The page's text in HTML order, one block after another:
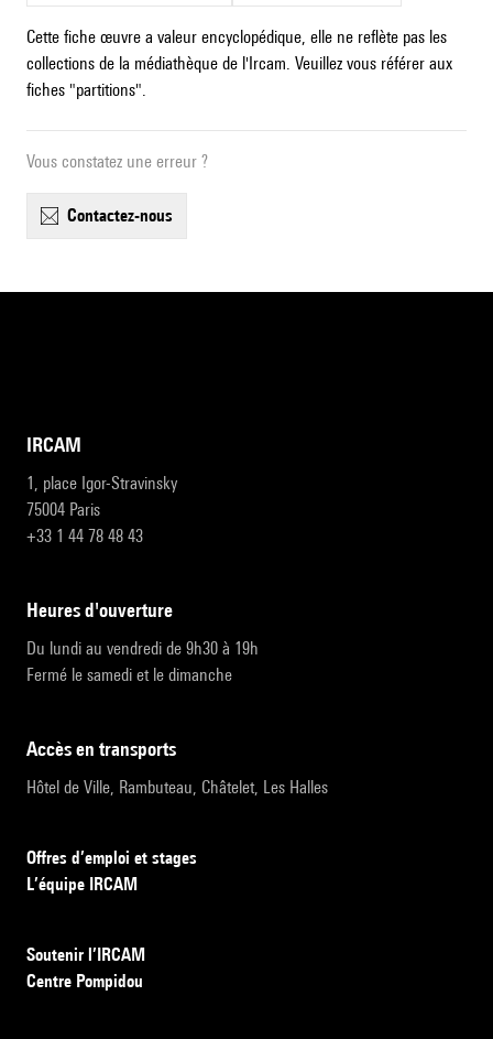
Cette fiche œuvre a valeur encyclopédique, elle ne reflète pas les
collections de la médiathèque de l'Ircam. Veuillez vous référer aux
fiches "partitions".
Vous constatez une erreur ?
contactez-nous
IRCAM
1, place Igor-Stravinsky
75004 Paris
+33 1 44 78 48 43
heures d'ouverture
Du lundi au vendredi de 9h30 à 19h
Fermé le samedi et le dimanche
accès en transports
Hôtel de Ville, Rambuteau, Châtelet, Les Halles
Offres d’emploi et stages
L’équipe IRCAM
Soutenir l’IRCAM
Centre Pompidou